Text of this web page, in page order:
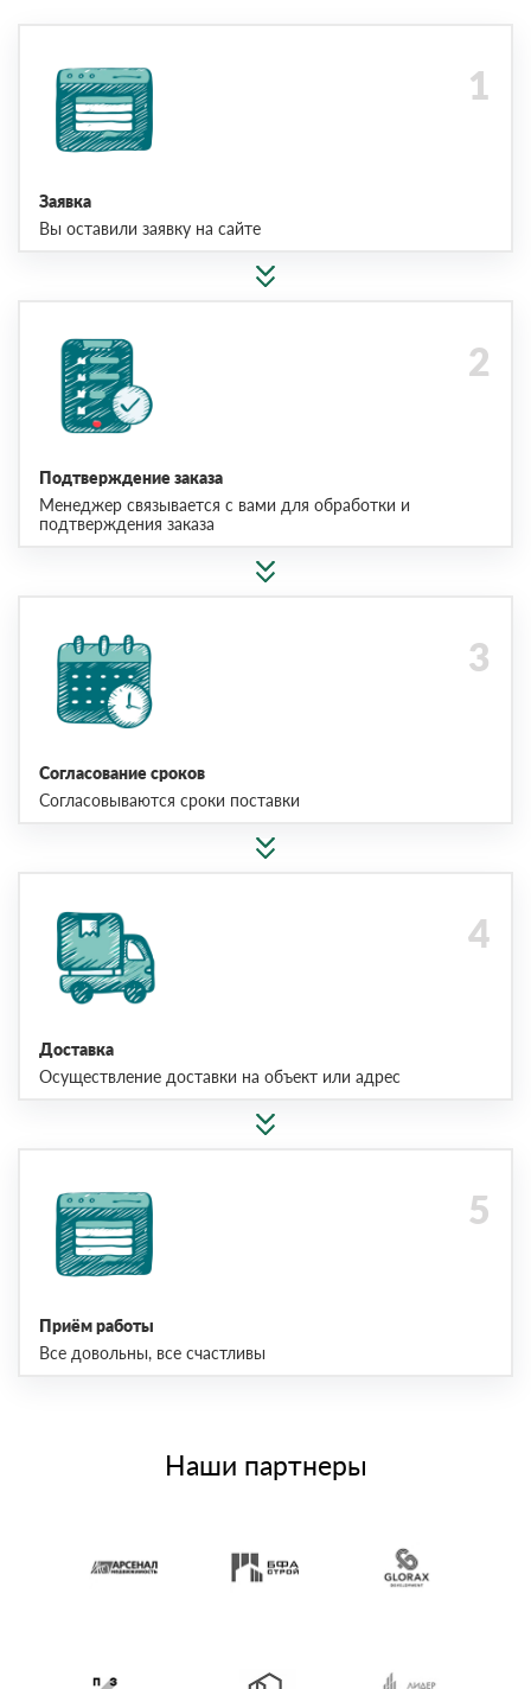
Заявка
Вы оставили заявку на сайте
Подтверждение заказа
Менеджер связывается с вами для обработки и
подтверждения заказа
Согласование сроков
Согласовываются сроки поставки
Доставка
Осуществление доставки на объект или адрес
Приём работы
Все довольны, все счастливы
Наши партнеры